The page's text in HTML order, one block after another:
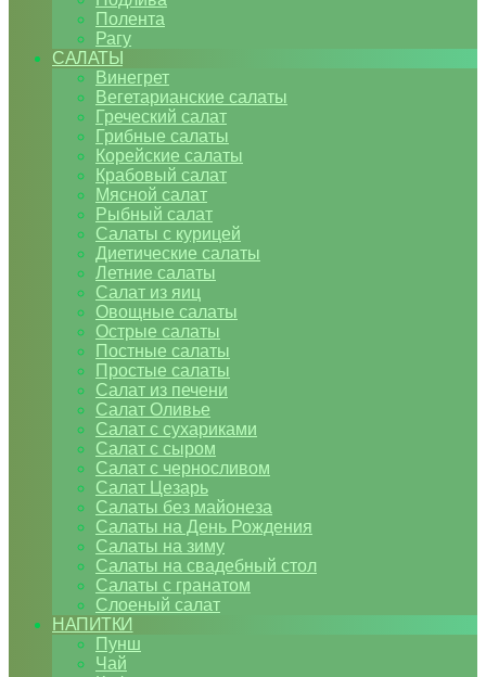
Полента
Рагу
САЛАТЫ
Винегрет
Вегетарианские салаты
Греческий салат
Грибные салаты
Корейские салаты
Крабовый салат
Мясной салат
Рыбный салат
Салаты с курицей
Диетические салаты
Летние салаты
Салат из яиц
Овощные салаты
Острые салаты
Постные салаты
Простые салаты
Салат из печени
Салат Оливье
Салат с сухариками
Салат с сыром
Салат с черносливом
Салат Цезарь
Салаты без майонеза
Салаты на День Рождения
Салаты на зиму
Салаты на свадебный стол
Салаты с гранатом
Слоеный салат
НАПИТКИ
Пунш
Чай